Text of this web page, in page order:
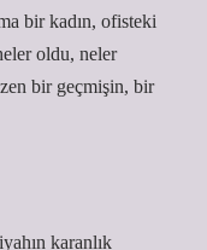
bir kadın, ofisteki
oldu, neler
bir geçmişin, bir
karanlık